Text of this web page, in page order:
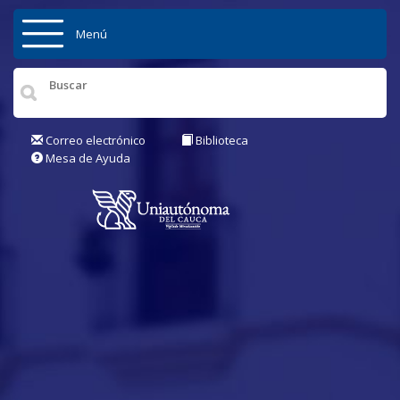
Pasar al contenido principal
Inicio
Institución
Menú
Correo electrónico
Biblioteca
Mesa de Ayuda